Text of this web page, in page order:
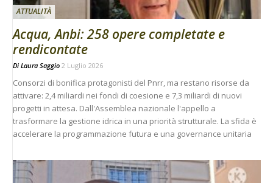
ATTUALITÀ
Acqua, Anbi: 258 opere completate e
rendicontate
Di Laura Saggio 2 Luglio 2026
Consorzi di bonifica protagonisti del Pnrr, ma restano risorse da
attivare: 2,4 miliardi nei fondi di coesione e 7,3 miliardi di nuovi
progetti in attesa. Dall'Assemblea nazionale l'appello a
trasformare la gestione idrica in una priorità strutturale. La sfida è
accelerare la programmazione futura e una governance unitaria